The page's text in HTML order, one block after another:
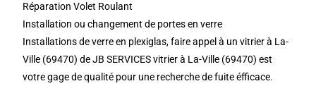
Réparation Volet Roulant
Installation ou changement de portes en verre
Installations de verre en plexiglas, faire appel à un vitrier à La-
Ville (69470) de JB SERVICES vitrier à La-Ville (69470) est
votre gage de qualité pour une recherche de fuite éfficace.